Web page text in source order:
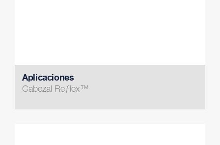
Aplicaciones
Cabezal Reƒlex™